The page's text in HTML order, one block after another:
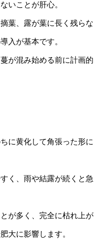
いことが肝心。
葉、露が葉に長く残らな
入が基本です。
が混み始める前に計画的
に黄化して角張った形に
く、雨や結露が続くと急
が多く、完全に枯れ上が
大に影響します。